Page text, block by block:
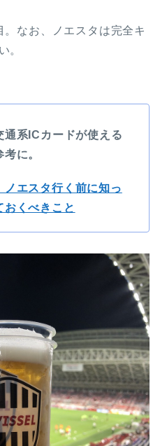
なお、ノエスタは完全キ
。
通系ICカードが使える
に。
ノエスタ行く前に知っ
おくべきこと